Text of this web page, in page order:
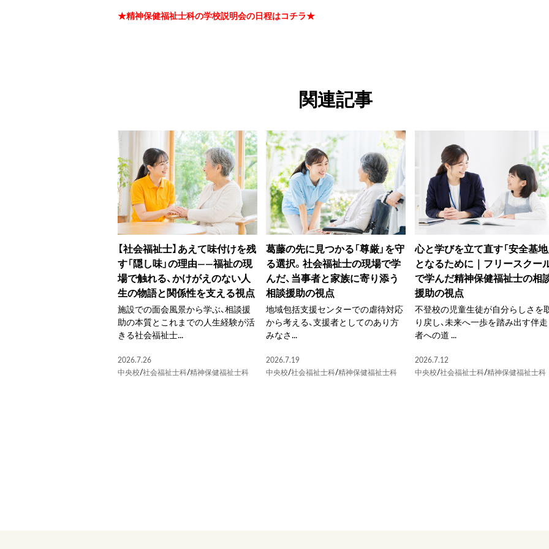
★精神保健福祉士科の学校説明会の日程はコチラ★
関連記事
【社会福祉士】あえて味付けを残
す「隠し味」の理由――福祉の現
場で触れる、かけがえのない人
生の物語と関係性を支える視点
施設での面会風景から学ぶ、相談援
助の本質とこれまでの人生経験が活
きる社会福祉士...
2026.7.26
中央校/社会福祉士科/精神保健福祉士科
葛藤の先に見つかる「尊厳」を守
る選択。社会福祉士の現場で学
んだ、当事者と家族に寄り添う
相談援助の視点
地域包括支援センターでの虐待対応
から考える、支援者としてのあり方
みなさ...
2026.7.19
中央校/社会福祉士科/精神保健福祉士科
心と学びを立て直す「安全基地
となるために｜フリースクー
で学んだ精神保健福祉士の相
援助の視点
不登校の児童生徒が自分らしさを
り戻し、未来へ一歩を踏み出す伴走
者への道 ...
2026.7.12
中央校/社会福祉士科/精神保健福祉士科